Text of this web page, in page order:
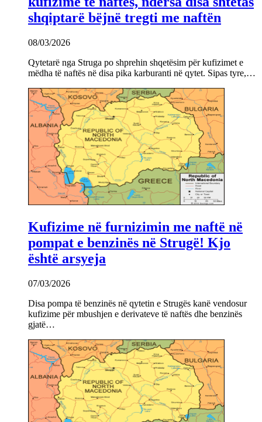
shqiptarë bëjnë tregti me naftën
08/03/2026
Qytetarë nga Struga po shprehin shqetësim për kufizimet e
mëdha të naftës në disa pika karburanti në qytet. Sipas tyre,…
Kufizime në furnizimin me naftë në
pompat e benzinës në Strugë! Kjo
është arsyeja
07/03/2026
Disa pompa të benzinës në qytetin e Strugës kanë vendosur
kufizime për mbushjen e derivateve të naftës dhe benzinës
gjatë…